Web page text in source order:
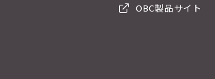
OBC製品サイト